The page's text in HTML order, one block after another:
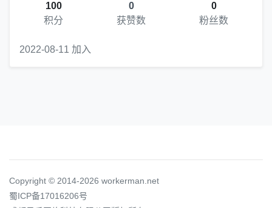
100
积分
0
获赞数
0
粉丝数
2022-08-11 加入
Copyright © 2014-2026 workerman.net
蜀ICP备17016206号